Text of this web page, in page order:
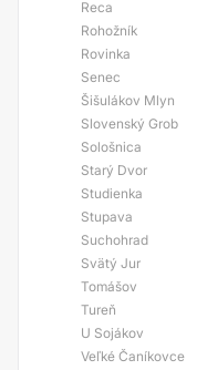
Reca
Rohožník
Rovinka
Senec
Šišulákov Mlyn
Slovenský Grob
Sološnica
Starý Dvor
Studienka
Stupava
Suchohrad
Svätý Jur
Tomášov
Tureň
U Sojákov
Veľké Čaníkovce